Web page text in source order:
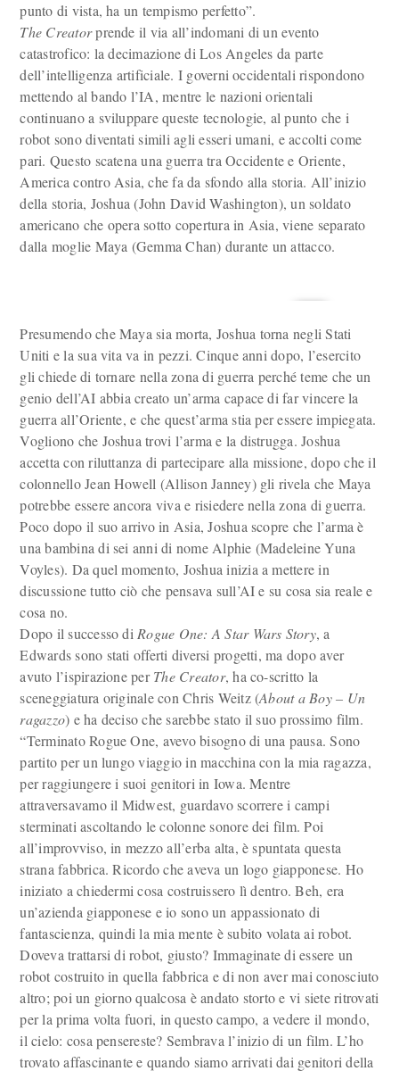
punto di vista, ha un tempismo perfetto”.
The Creatorprende il via all’indomani di un evento
catastrofico: la decimazione di Los Angeles da parte
dell’intelligenza artificiale. I governi occidentali rispondono
mettendo al bando l’IA, mentre le nazioni orientali
continuano a sviluppare queste tecnologie, al punto che i
robot sono diventati simili agli esseri umani, e accolti come
pari. Questo scatena una guerra tra Occidente e Oriente,
America contro Asia, che fa da sfondo alla storia. All’inizio
della storia, Joshua (John David Washington), un soldato
americano che opera sotto copertura in Asia, viene separato
dalla moglie Maya (Gemma Chan) durante un attacco.
Presumendo che Maya sia morta, Joshua torna negli Stati
Uniti e la sua vita va in pezzi. Cinque anni dopo, l’esercito
gli chiede di tornare nella zona di guerra perché teme che un
genio dell’AI abbia creato un’arma capace di far vincere la
guerra all’Oriente, e che quest’arma stia per essere impiegata.
Vogliono che Joshua trovi l’arma e la distrugga. Joshua
accetta con riluttanza di partecipare alla missione, dopo che il
colonnello Jean Howell (Allison Janney) gli rivela che Maya
potrebbe essere ancora viva e risiedere nella zona di guerra.
Poco dopo il suo arrivo in Asia, Joshua scopre che l’arma è
una bambina di sei anni di nome Alphie (Madeleine Yuna
Voyles). Da quel momento, Joshua inizia a mettere in
discussione tutto ciò che pensava sull’AI e su cosa sia reale e
cosa no.
Dopo il successo di Rogue One: A Star Wars Story, a
Edwards sono stati offerti diversi progetti, ma dopo aver
avuto l’ispirazione perThe Creator, ha co-scritto la
sceneggiatura originale con Chris Weitz (About a Boy – Un
ragazzo) e ha deciso che sarebbe stato il suo prossimo film.
“Terminato Rogue One, avevo bisogno di una pausa. Sono
partito per un lungo viaggio in macchina con la mia ragazza,
per raggiungere i suoi genitori in Iowa. Mentre
attraversavamo il Midwest, guardavo scorrere i campi
sterminati ascoltando le colonne sonore dei film. Poi
all’improvviso, in mezzo all’erba alta, è spuntata questa
strana fabbrica. Ricordo che aveva un logo giapponese. Ho
iniziato a chiedermi cosa costruissero lì dentro. Beh, era
un’azienda giapponese e io sono un appassionato di
fantascienza, quindi la mia mente è subito volata ai robot.
Doveva trattarsi di robot, giusto? Immaginate di essere un
robot costruito in quella fabbrica e di non aver mai conosciuto
altro; poi un giorno qualcosa è andato storto e vi siete ritrovati
per la prima volta fuori, in questo campo, a vedere il mondo,
il cielo: cosa pensereste? Sembrava l’inizio di un film. L’ho
trovato affascinante e quando siamo arrivati dai genitori della